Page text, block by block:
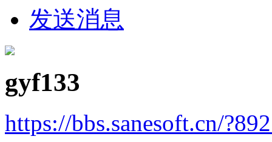
发送消息
gyf133
https://bbs.sanesoft.cn/